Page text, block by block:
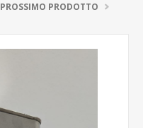
PROSSIMO PRODOTTO